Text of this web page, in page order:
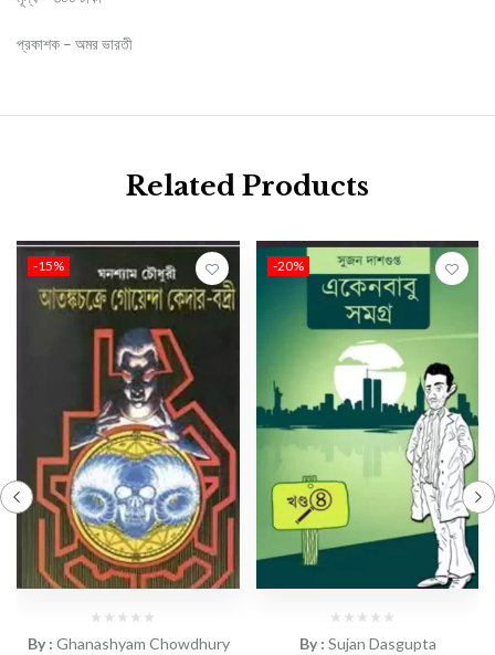
প্রকাশক – অমর ভারতী
Related Products
-15%
By : Ghanashyam Chowdhury
-20%
By : Sujan Dasgupta